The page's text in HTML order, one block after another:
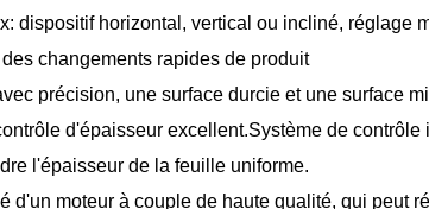
dispositif horizontal, vertical ou incliné, réglage
changements rapides de produit
précision, une surface durcie et une surface
d'épaisseur excellent.Système de
l'épaisseur de la feuille uniforme.
d'un moteur à couple de haute qualité, qui peut